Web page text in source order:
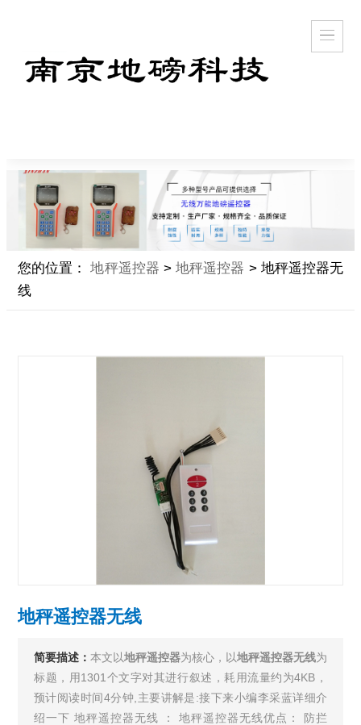
您的位置：地秤遥控器 >地秤遥控器 > 地秤遥控器无
线
地秤遥控器无线
简要描述： 本文以地秤遥控器为核心，以地秤遥控器无线为
标题，用1301个文字对其进行叙述，耗用流量约为4KB，
预计阅读时间4分钟,主要讲解是:接下来小编李采蓝详细介
绍一下 地秤遥控器无线 ： 地秤遥控器无线优点： 防拦